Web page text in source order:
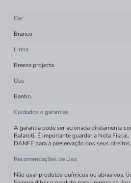
Cor
Branco
Linha
Breeze projecta
Uso
Banho.
Cuidados e garantias
A garantia pode ser acionada diretamente
Balaroti. É importante guardar a Nota
DANFE para a preservação dos seus direitos.
Recomendações de Uso
Não usar produtos químicos ou abrasivos,